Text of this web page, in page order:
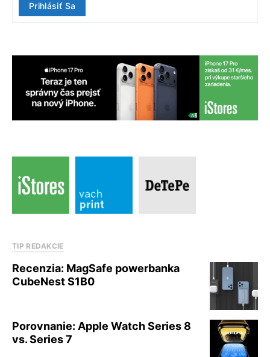
Prihlásiť Sa
TIP REDAKCIE
Recenzia: MagSafe powerbanka
CubeNest S1B0
Porovnanie: Apple Watch Series 8
vs. Series 7